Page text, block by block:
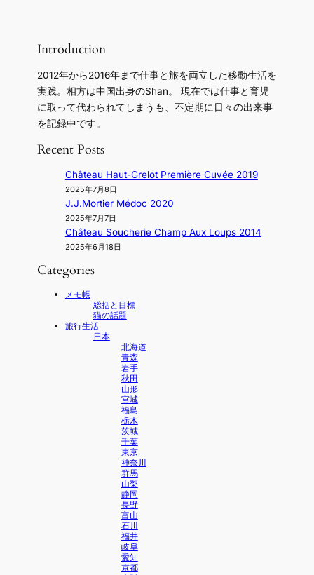
Introduction
2012年から2016年まで仕事と旅を両立した移動生活を
実践。相方は中国出身のShan。 現在では仕事と育児
に取って代わられてしまうも、不定期に日々の出来事
を記録中です。
Recent Posts
Château Haut-Grelot Première Cuvée 2019
2025年7月8日
J.J.Mortier Médoc 2020
2025年7月7日
Château Soucherie Champ Aux Loups 2014
2025年6月18日
Categories
メモ帳
総括と目標
猫の話題
旅行生活
日本
北海道
青森
岩手
秋田
山形
宮城
福島
栃木
茨城
千葉
東京
神奈川
群馬
山梨
静岡
長野
富山
石川
福井
岐阜
愛知
京都